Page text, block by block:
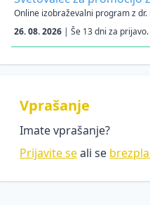
Online izobraževalni program z
26. 08. 2026 | Še 13 dni za prijavo.
Vprašanje
Imate vprašanje?
Prijavite seali se